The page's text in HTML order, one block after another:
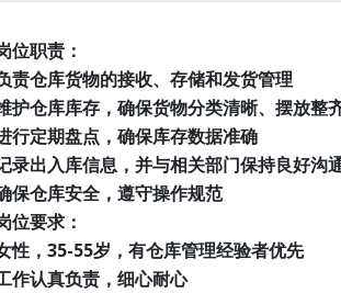
位职责：
责仓库货物的接收、存储和发货管理
护仓库库存，确保货物分类清晰、摆放整
行定期盘点，确保库存数据准确
录出入库信息，并与相关部门保持良好沟
保仓库安全，遵守操作规范
位要求：
性，35-55岁，有仓库管理经验者优先
作认真负责，细心耐心